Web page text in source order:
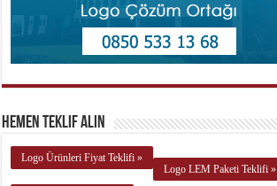
Hemen Teklif Alın
Logo Ürünleri Fiyat Teklifi »
Logo LEM Paketi Teklifi »